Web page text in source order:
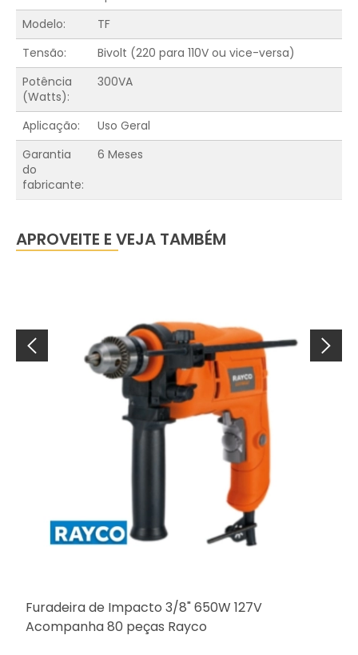
Modelo:
TF
Tensão:
Bivolt (220 para 110V ou vice-versa)
Potência
(Watts):
300VA
Aplicação:
Uso Geral
Garantia
do
fabricante:
6 Meses
APROVEITE E VEJA TAMBÉM
Furadeira de Impacto 3/8" 650W 127V
Acompanha 80 peças Rayco